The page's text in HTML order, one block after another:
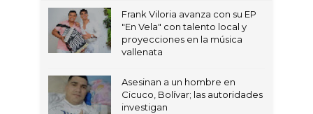
Frank Viloria avanza con su EP
"En Vela" con talento local y
proyecciones en la música
vallenata
Asesinan a un hombre en
Cicuco, Bolívar; las autoridades
investigan